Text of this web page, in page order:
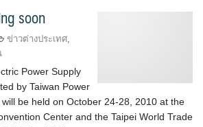
soon
ข่าวต่างประเทศ,
Power Supply
by Taiwan Power
be held on October 24-28, 2010 at the
Center and the Taipei World Trade